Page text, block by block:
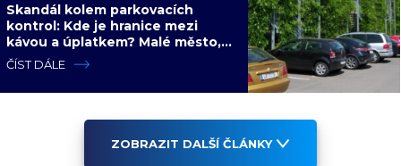
Skandál kolem parkovacích
kontrol: Kde je hranice mezi
kávou a úplatkem? Malé město,
malá výhoda, velký problém
ČÍST DÁLE
ZOBRAZIT DALŠÍ ČLÁNKY